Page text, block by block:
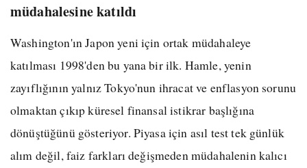
müdahalesine katıldı
Washington'ın Japon yeni için ortak müdahaleye
katılması 1998'den bu yana bir ilk. Hamle, yenin
zayıflığının yalnız Tokyo'nun ihracat ve enflasyon sorunu
olmaktan çıkıp küresel finansal istikrar başlığına
dönüştüğünü gösteriyor. Piyasa için asıl test tek günlük
alım değil, faiz farkları değişmeden müdahalenin kalıcı